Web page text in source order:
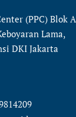
(PPC) Blok A
Lama,
DKI Jakarta